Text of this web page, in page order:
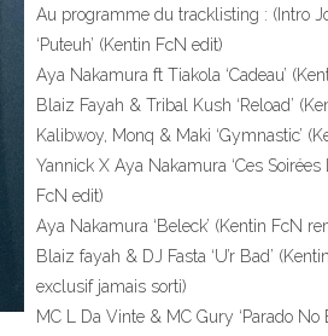
Au programme du tracklisting : (Intro
‘Puteuh’ (Kentin FcN edit)
Aya Nakamura ft Tiakola ‘Cadeau’
Blaiz Fayah & Tribal Kush ‘Reload’
Kalibwoy, Monq & Maki ‘Gymnastic’
Yannick X Aya Nakamura ‘Ces Soirées
FcN edit)
Aya Nakamura ‘Beleck’ (Kentin FcN
Blaiz fayah & DJ Fasta ‘U’r Bad’
exclusif jamais sorti)
MC L Da Vinte & MC Gury ‘Parado No